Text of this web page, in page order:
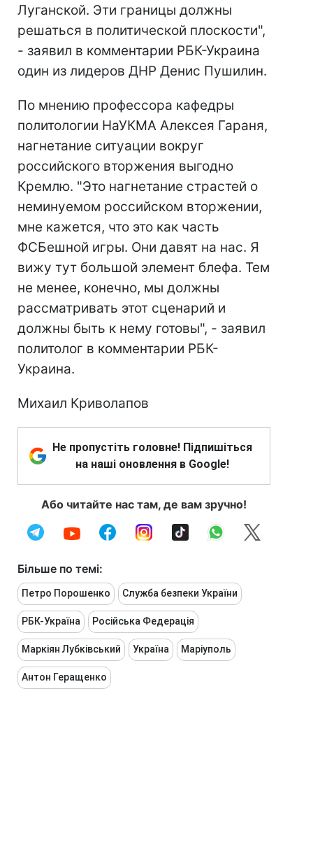
Луганской. Эти границы должны
решаться в политической плоскости",
- заявил в комментарии РБК-Украина
один из лидеров ДНР Денис Пушилин.
По мнению профессора кафедры
политологии НаУКМА Алексея Гараня,
нагнетание ситуации вокруг
российского вторжения выгодно
Кремлю. "Это нагнетание страстей о
неминуемом российском вторжении,
мне кажется, что это как часть
ФСБешной игры. Они давят на нас. Я
вижу тут большой элемент блефа. Тем
не менее, конечно, мы должны
рассматривать этот сценарий и
должны быть к нему готовы", - заявил
политолог в комментарии РБК-
Украина.
Михаил Криволапов
Не пропустіть головне! Підпишіться
на наші оновлення в Google!
Або читайте нас там, де вам зручно!
Більше по темі:
Петро Порошенко Служба безпеки України
РБК-Україна Російська Федерація
Маркіян Лубківський Україна Маріуполь
Антон Геращенко